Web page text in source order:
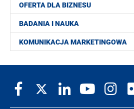
OFERTA DLA BIZNESU
BADANIA I NAUKA
KOMUNIKACJA MARKETINGOWA